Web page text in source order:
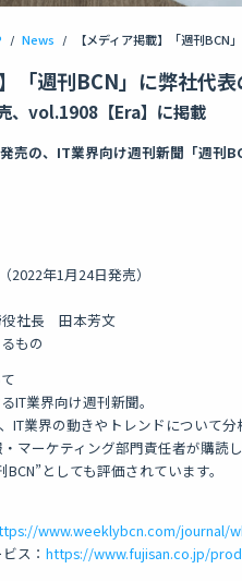
/ News / 【メディア掲載】「週刊BCN
】「週刊BCN」に弊社代
、vol.1908【Era】に掲載
売の、IT業界向け週刊新聞「週刊
年1月24日発売）
社長 田本芳文
もの
IT業界向け週刊新聞。
IT業界の動きやトレンドについて
マーケティング部門責任者が購読
としても評価されています。
www.weeklybcn.com/journal/
ス： https://www.fujisan.co.jp/